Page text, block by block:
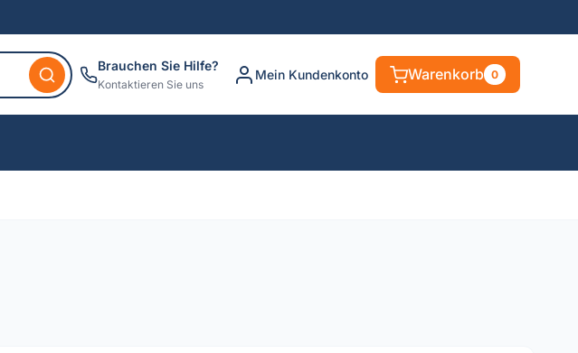
Brauchen Sie Hilfe?
Kontaktieren Sie uns
Mein Kundenkonto Warenkorb 0